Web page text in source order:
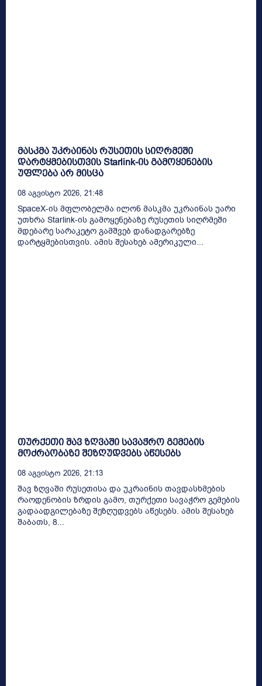
მასკმა უკრაინას რუსეთის სიღრმეში
დარტყმებისთვის Starlink-ის გამოყენების
უფლება არ მისცა
08 Აგვისტო 2026, 21:48
SpaceX-ის მფლობელმა ილონ მასკმა უკრაინას უარი
უთხრა Starlink-ის გამოყენებაზე რუსეთის სიღრმეში
მდებარე სარაკეტო გამშვებ დანადგარებზე
დარტყმებისთვის. ამის შესახებ ამერიკული...
თურქეთი შავ ზღვაში სავაჭრო გემების
მოძრაობაზე შეზღუდვებს აწესებს
08 Აგვისტო 2026, 21:13
შავ ზღვაში რუსეთისა და უკრაინის თავდასხმების
რაოდენობის ზრდის გამო, თურქეთი სავაჭრო გემების
გადაადგილებაზე შეზღუდვებს აწესებს. ამის შესახებ
შაბათს, 8...